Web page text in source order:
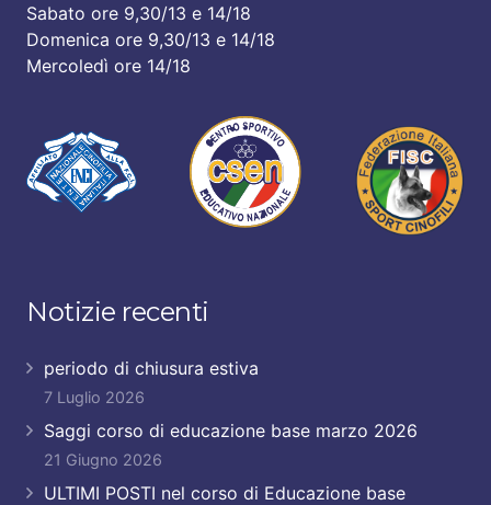
Sabato ore 9,30/13 e 14/18
Domenica ore 9,30/13 e 14/18
Mercoledì ore 14/18
Notizie recenti
periodo di chiusura estiva
7 Luglio 2026
Saggi corso di educazione base marzo 2026
21 Giugno 2026
ULTIMI POSTI nel corso di Educazione base